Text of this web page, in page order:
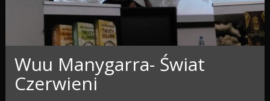
Wuu Manygarra- Świat
Czerwieni